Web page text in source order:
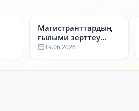
Магистранттардың
ғылыми зерттеу
жұмыстары
19.06.2026